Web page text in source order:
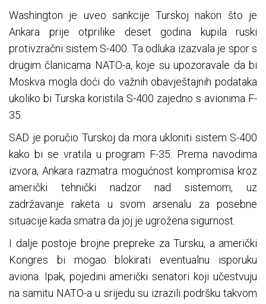
Washington je uveo sankcije Turskoj nakon što je
Ankara prije otprilike deset godina kupila ruski
protivzračni sistem S-400. Ta odluka izazvala je spor s
drugim članicama NATO-a, koje su upozoravale da bi
Moskva mogla doći do važnih obavještajnih podataka
ukoliko bi Turska koristila S-400 zajedno s avionima F-
35.
SAD je poručio Turskoj da mora ukloniti sistem S-400
kako bi se vratila u program F-35. Prema navodima
izvora, Ankara razmatra mogućnost kompromisa kroz
američki tehnički nadzor nad sistemom, uz
zadržavanje raketa u svom arsenalu za posebne
situacije kada smatra da joj je ugrožena sigurnost.
I dalje postoje brojne prepreke za Tursku, a američki
Kongres bi mogao blokirati eventualnu isporuku
aviona. Ipak, pojedini američki senatori koji učestvuju
na samitu NATO-a u srijedu su izrazili podršku takvom